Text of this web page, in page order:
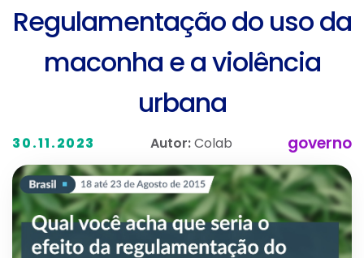
Regulamentação do uso da
maconha e a violência
urbana
30.11.2023 Autor:Colab governo